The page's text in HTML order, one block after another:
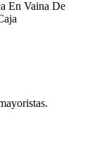
En Vaina De